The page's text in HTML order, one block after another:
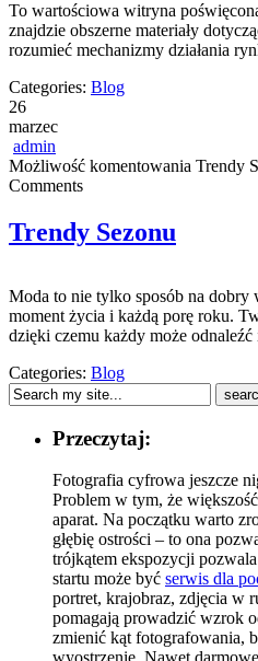
To wartościowa witryna
znajdzie obszerne materiały
rozumieć mechanizmy działania
Categories: Blog
26
marzec
admin
Możliwość komentowania Trendy
Comments
Trendy Sezonu
Moda to nie tylko sposób na dobry
moment życia i każdą porę roku.
dzięki czemu każdy może
Categories: Blog
Przeczytaj:
Fotografia cyfrowa jeszcze
Problem w tym, że
aparat. Na początku warto
głębię ostrości – to ona
trójkątem ekspozycji
startu może być serwis dla
portret, krajobraz, zdjęcia w
pomagają prowadzić wzrok
zmienić kąt fotografowania,